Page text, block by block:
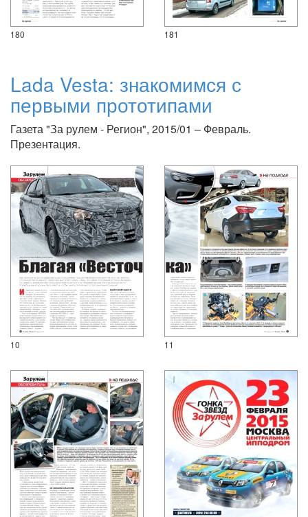
180 181
Lada Vesta: знакомимся с
первыми прототипами
Газета "За рулем - Регион", 2015/01 – Февраль.
Презентация.
10 11